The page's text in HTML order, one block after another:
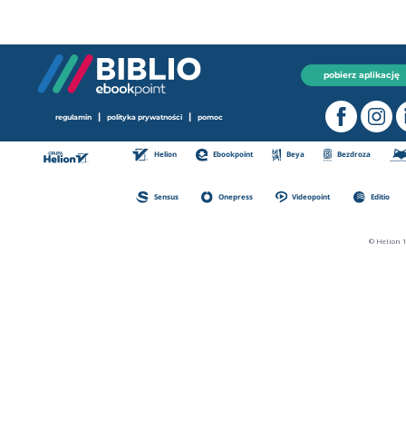
pobierz aplikację
regulamin | polityka prywatności | pomoc
Helion Ebookpoint Beya Bezdroza
Sensus Onepress Videopoint Editio
© Helion